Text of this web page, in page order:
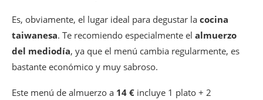
Es, obviamente, el lugar ideal para degustar la cocina
taiwanesa. Te recomiendo especialmente el almuerzo
del mediodía, ya que el menú cambia regularmente, es
bastante económico y muy sabroso.
Este menú de almuerzo a 14 € incluye 1 plato + 2